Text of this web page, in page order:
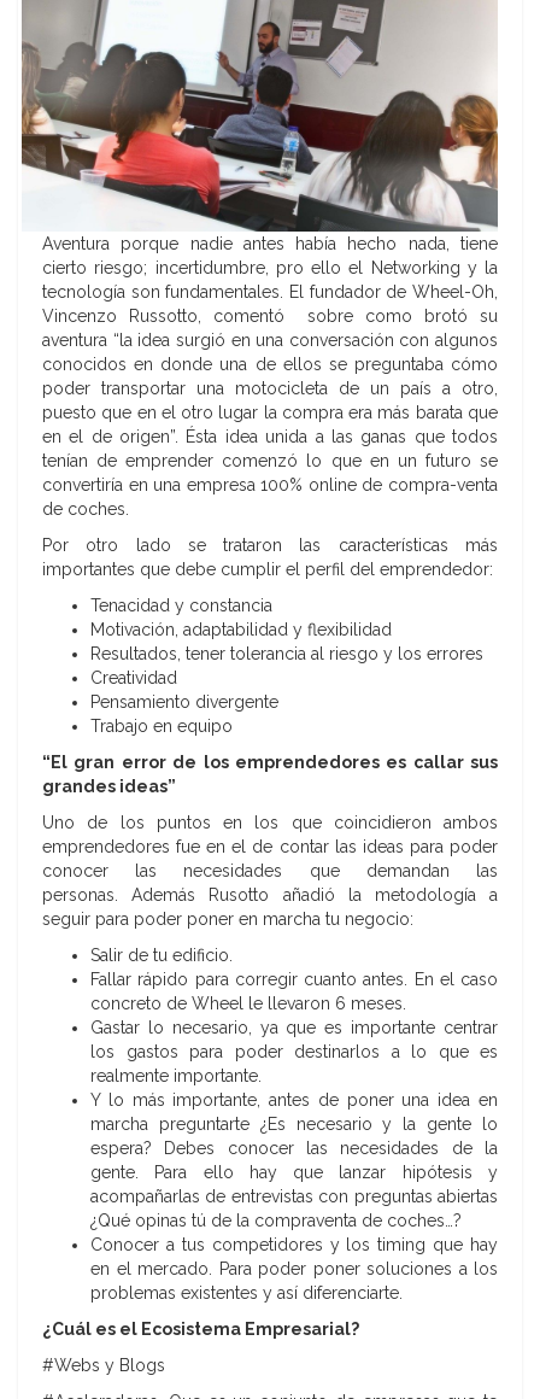
Aventura porque nadie antes había hecho nada, tiene
cierto riesgo; incertidumbre, pro ello el Networking y la
tecnología son fundamentales. El fundador de Wheel-Oh,
Vincenzo Russotto, comentó sobre como brotó su
aventura “la idea surgió en una conversación con algunos
conocidos en donde una de ellos se preguntaba cómo
poder transportar una motocicleta de un país a otro,
puesto que en el otro lugar la compra era más barata que
en el de origen”. Ésta idea unida a las ganas que todos
tenían de emprender comenzó lo que en un futuro se
convertiría en una empresa 100% online de compra-venta
de coches.
Por otro lado se trataron las características más
importantes que debe cumplir el perfil del emprendedor:
Tenacidad y constancia
Motivación, adaptabilidad y flexibilidad
Resultados, tener tolerancia al riesgo y los errores
Creatividad
Pensamiento divergente
Trabajo en equipo
“El gran error de los emprendedores es callar sus
grandes ideas”
Uno de los puntos en los que coincidieron ambos
emprendedores fue en el de contar las ideas para poder
conocer las necesidades que demandan las
personas. Además Rusotto añadió la metodología a
seguir para poder poner en marcha tu negocio:
Salir de tu edificio.
Fallar rápido para corregir cuanto antes. En el caso
concreto de Wheel le llevaron 6 meses.
Gastar lo necesario, ya que es importante centrar
los gastos para poder destinarlos a lo que es
realmente importante.
Y lo más importante, antes de poner una idea en
marcha preguntarte ¿Es necesario y la gente lo
espera? Debes conocer las necesidades de la
gente. Para ello hay que lanzar hipótesis y
acompañarlas de entrevistas con preguntas abiertas
¿Qué opinas tú de la compraventa de coches…?
Conocer a tus competidores y los timing que hay
en el mercado. Para poder poner soluciones a los
problemas existentes y así diferenciarte.
¿Cuál es el Ecosistema Empresarial?
#Webs y Blogs